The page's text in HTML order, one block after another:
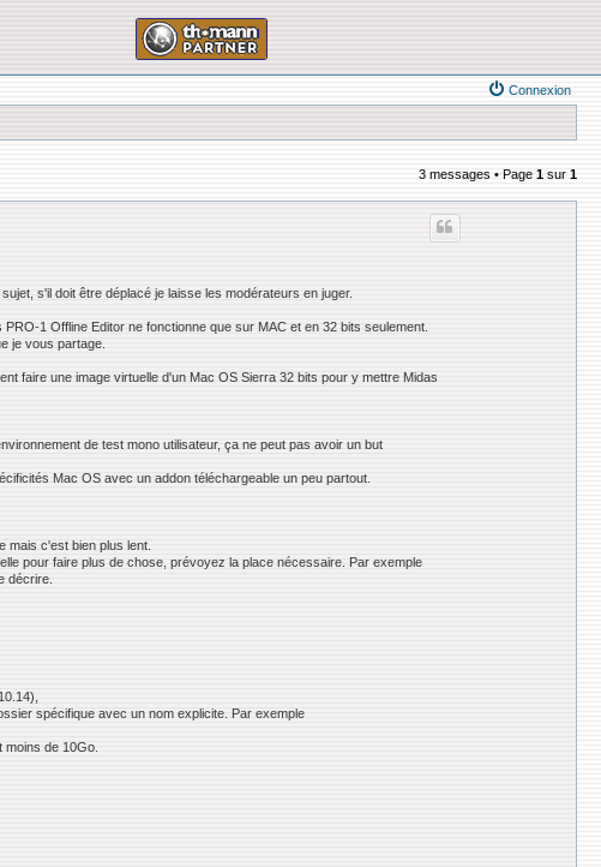
Connexion
3 messages • Page 1 sur 1
s'il doit être déplacé je laisse les modérateurs en juger.
1 Offline Editor ne fonctionne que sur MAC et en 32 bits seulement.
je vous partage.
faire une image virtuelle d'un Mac OS Sierra 32 bits pour y mettre Midas
de test mono utilisateur, ça ne peut pas avoir un but
Mac OS avec un addon téléchargeable un peu partout.
mais c'est bien plus lent.
pour faire plus de chose, prévoyez la place nécessaire. Par exemple
décrire.
spécifique avec un nom explicite. Par exemple
de 10Go.